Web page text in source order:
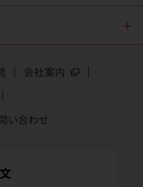
会社案内
い合わせ